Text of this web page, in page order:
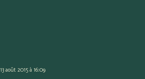
13 août 2015 à 16:09